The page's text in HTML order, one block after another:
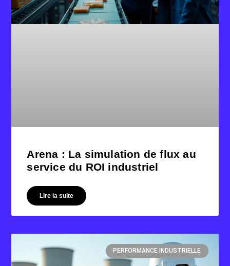
Arena : La simulation de flux au
service du ROI industriel
Lire la suite
PERFORMANCE INDUSTRIELLE